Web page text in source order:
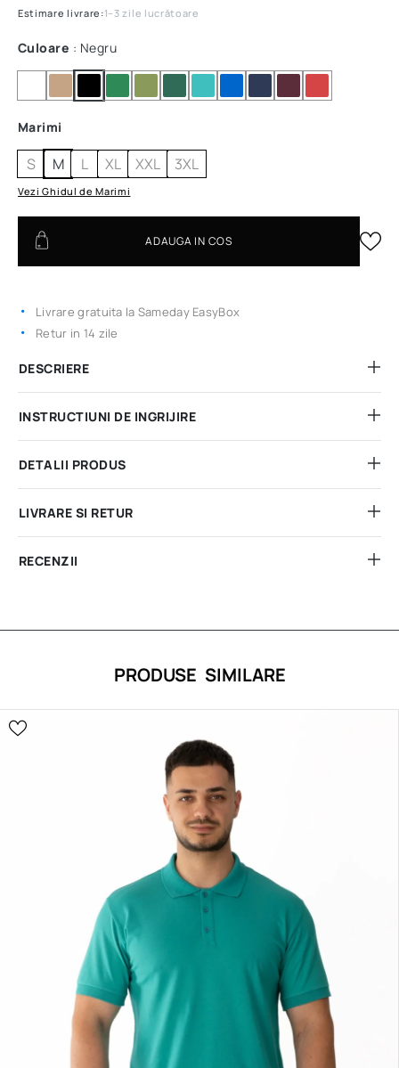
Estimare livrare:1–3 zile lucrătoare
Culoare : Negru
Marimi
S M L XL XXL 3XL
Vezi Ghidul de Marimi
ADAUGA IN COS
Livrare gratuita la Sameday EasyBox
Retur in 14 zile
DESCRIERE
INSTRUCTIUNI DE INGRIJIRE
DETALII PRODUS
LIVRARE SI RETUR
RECENZII
PRODUSE SIMILARE